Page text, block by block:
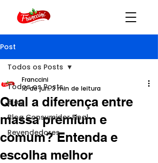
Post
Todos os Posts
Blog
Blog Consumidor Final
Revendedores
Todos os Posts
Qual a diferença entre
massa premium e
comum? Entenda e
escolha melhor
Franccini
10 de jun.3 min de leitura